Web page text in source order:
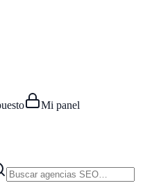
Mi panel